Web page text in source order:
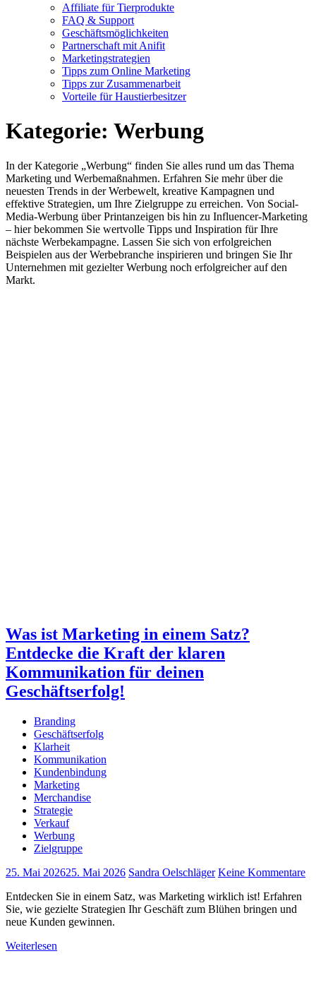
Affiliate für Tierprodukte
FAQ & Support
Geschäftsmöglichkeiten
Partnerschaft mit Anifit
Marketingstrategien
Tipps zum Online Marketing
Tipps zur Zusammenarbeit
Vorteile für Haustierbesitzer
Kategorie: Werbung
In der Kategorie „Werbung“ finden Sie alles rund um das Thema
Marketing und Werbemaßnahmen. Erfahren Sie mehr über die
neuesten Trends in der Werbewelt, kreative Kampagnen und
effektive Strategien, um Ihre Zielgruppe zu erreichen. Von Social-
Media-Werbung über Printanzeigen bis hin zu Influencer-Marketing
– hier bekommen Sie wertvolle Tipps und Inspiration für Ihre
nächste Werbekampagne. Lassen Sie sich von erfolgreichen
Beispielen aus der Werbebranche inspirieren und bringen Sie Ihr
Unternehmen mit gezielter Werbung noch erfolgreicher auf den
Markt.
Was ist Marketing in einem Satz?
Entdecke die Kraft der klaren
Kommunikation für deinen
Geschäftserfolg!
Branding
Geschäftserfolg
Klarheit
Kommunikation
Kundenbindung
Marketing
Merchandise
Strategie
Verkauf
Werbung
Zielgruppe
25. Mai 202625. Mai 2026 Sandra Oelschläger Keine Kommentare
Entdecken Sie in einem Satz, was Marketing wirklich ist! Erfahren
Sie, wie gezielte Strategien Ihr Geschäft zum Blühen bringen und
neue Kunden gewinnen.
Weiterlesen